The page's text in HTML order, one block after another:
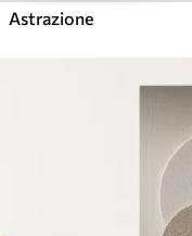
Astrazione